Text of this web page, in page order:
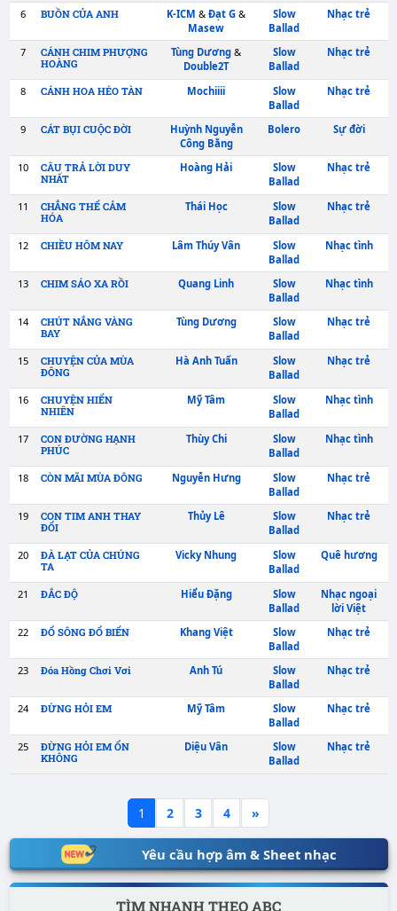
Ca sĩ
À THÌ Linh Hương Luz
Slow
Ballad
Hari Won
Ballad
3
ANH YÊU EM NHIỀU
LẮM
Sỹ Luân
Slow
Ballad
4
BÀI KHÔNG TÊN SỐ 1 Duy Quang
Slow
5
BIỂN NHỚ Khánh Ly Slow
6 BUỒN CỦA ANH K-ICM Đạt G&
Masew
Slow
CÁNH CHIM PHƯỢNG
HOÀNG
Tùng Dương&
Double2T
Slow
Ballad
Mochiiii
Ballad
9
CÁT BỤI CUỘC ĐỜI
Huỳnh Nguyễn
Công Bằng
Bolero
10
CÂU TRẢ LỜI DUY
Hoàng Hải
Slow
CHẲNG THỂ CẢM
HÓA
Thái Học
Slow
Ballad
CHIỀU HÔM NAY Lâm Thúy Vân
Ballad
13
CHIM SÁO XA RỒI Quang Linh
Slow
Ballad
14
CHÚT NẮNG VÀNG
Tùng Dương
Slow
ĐÔNG
Hà Anh Tuấn
Slow
Ballad
Mỹ Tâm
CON ĐƯỜNG HẠNH
Thùy Chi
Ballad
18
CÒN MÃI MÙA ĐÔNG Nguyễn Hưng
Slow
Ballad
1 2 3 4 »
Yêu cầu hợp âm & Sheet nhạc
TÌM NHANH THEO ABC